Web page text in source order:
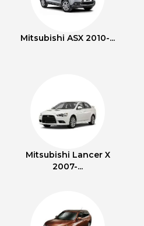
Mitsubishi ASX 2010-...
Mitsubishi Lancer X
2007-...